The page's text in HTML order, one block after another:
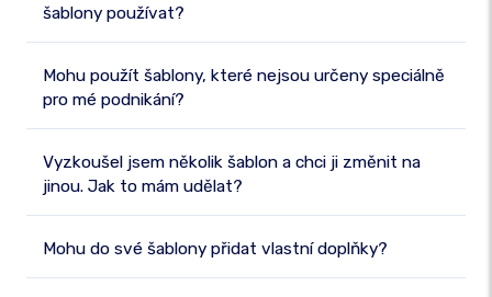
šablony používat?
Mohu použít šablony, které nejsou určeny speciálně
pro mé podnikání?
Vyzkoušel jsem několik šablon a chci ji změnit na
jinou. Jak to mám udělat?
Mohu do své šablony přidat vlastní doplňky?